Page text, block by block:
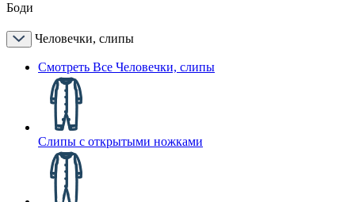
Боди
Человечки, слипы
Смотреть Все Человечки, слипы
Слипы с открытыми ножками